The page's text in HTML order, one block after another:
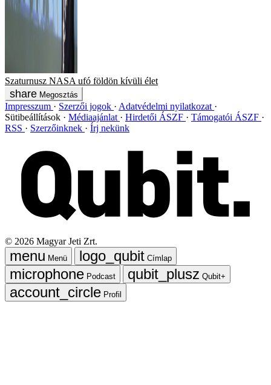
Szaturnusz NASA ufó földön kívüli élet
Megosztás
Impresszum Szerzői jogok
Adatvédelmi nyilatkozat
Sütibeállítások
Médiaajánlat Hirdetői ÁSZF
Támogatói ÁSZF
RSS
Szerzőinknek Írj nekünk
© 2026 Magyar Jeti Zrt.
Menü
Címlap
Podcast
Qubit+
Profil